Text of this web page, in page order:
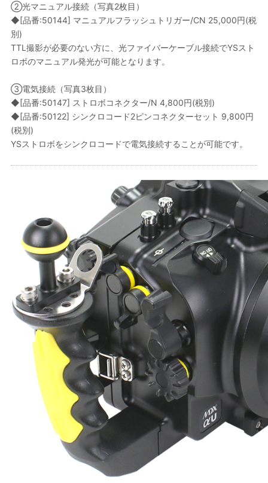
②光マニュアル接続（写真2枚目）
◆[品番:50144] マニュアルフラッシュトリガー/CN 25,000円(税
別)
TTL撮影が必要のない方に、光ファイバーケーブル接続でYSスト
ロボのマニュアル発光が可能となります。
③電気接続（写真3枚目）
◆[品番:50147] ストロボコネクター/N 4,800円(税別)
◆[品番:50122] シンクロコード2ピンコネクターセット 9,800円
(税別)
YSストロボをシンクロコードで電気接続することが可能です。